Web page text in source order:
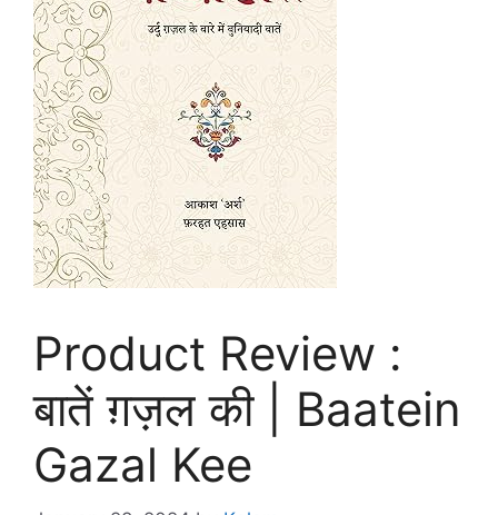
Product Review :
बातें ग़ज़ल की | Baatein
Gazal Kee